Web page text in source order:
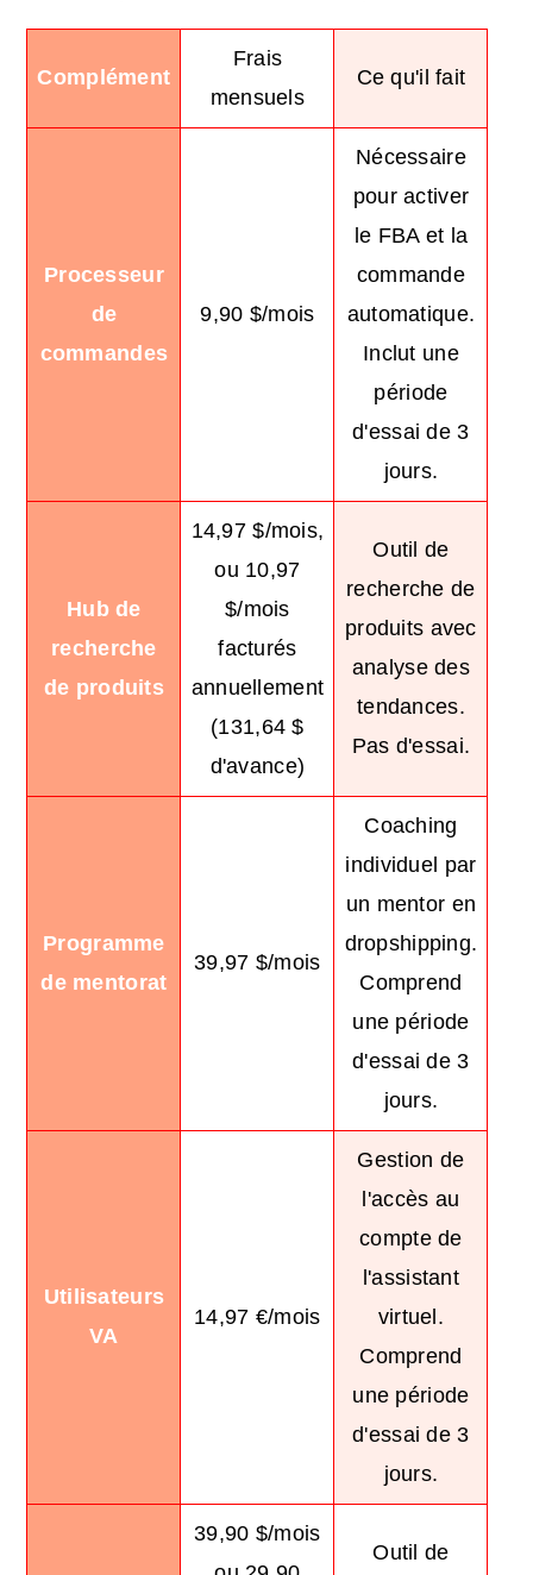
Complément
Frais
mensuels
Ce qu'il fait
Processeur
de
commandes
9,90 $/mois
Nécessaire
pour activer
le FBA et la
commande
automatique.
Inclut une
période
d'essai de 3
jours.
Hub de
recherche
de produits
14,97 $/mois,
ou 10,97
$/mois
facturés
annuellement
(131,64 $
d'avance)
Outil de
recherche de
produits avec
analyse des
tendances.
Pas d'essai.
Programme
de mentorat
39,97 $/mois
Coaching
individuel par
un mentor en
dropshipping.
Comprend
une période
d'essai de 3
jours.
Utilisateurs
VA
14,97 €/mois
Gestion de
l'accès au
compte de
l'assistant
virtuel.
Comprend
une période
d'essai de 3
jours.
39,90 $/mois
Outil de